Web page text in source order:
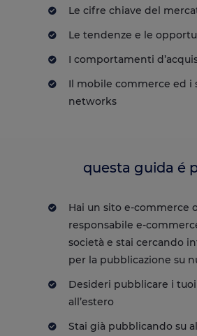
Le cifre chiave del
Le tendenze e le
I comportamenti
Il mobile commerce ed i
networks
questa guida é
Hai un sito e-commerce
responsabile e-
società e stai cercando
per la pubblicazione su
Desideri pubblicare i
all’estero
Stai già pubblicando su